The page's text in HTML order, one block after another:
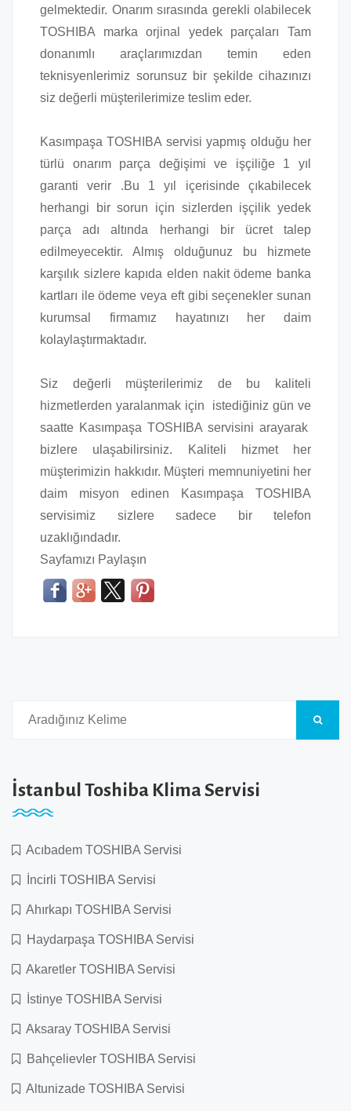
gelmektedir. Onarım sırasında gerekli olabilecek
TOSHIBA marka orjinal yedek parçaları Tam
donanımlı araçlarımızdan temin eden
teknisyenlerimiz sorunsuz bir şekilde cihazınızı
siz değerli müşterilerimize teslim eder.
Kasımpaşa TOSHIBA servisi yapmış olduğu her
türlü onarım parça değişimi ve işçiliğe 1 yıl
garanti verir .Bu 1 yıl içerisinde çıkabilecek
herhangi bir sorun için sizlerden işçilik yedek
parça adı altında herhangi bir ücret talep
edilmeyecektir. Almış olduğunuz bu hizmete
karşılık sizlere kapıda elden nakit ödeme banka
kartları ile ödeme veya eft gibi seçenekler sunan
kurumsal firmamız hayatınızı her daim
kolaylaştırmaktadır.
Siz değerli müşterilerimiz de bu kaliteli
hizmetlerden yaralanmak için istediğiniz gün ve
saatte Kasımpaşa TOSHIBA servisini arayarak
bizlere ulaşabilirsiniz. Kaliteli hizmet her
müşterimizin hakkıdır. Müşteri memnuniyetini her
daim misyon edinen Kasımpaşa TOSHIBA
servisimiz sizlere sadece bir telefon
uzaklığındadır.
Sayfamızı Paylaşın
İstanbul Toshiba Klima Servisi
Acıbadem TOSHIBA Servisi
İncirli TOSHIBA Servisi
Ahırkapı TOSHIBA Servisi
Haydarpaşa TOSHIBA Servisi
Akaretler TOSHIBA Servisi
İstinye TOSHIBA Servisi
Aksaray TOSHIBA Servisi
Bahçelievler TOSHIBA Servisi
Altunizade TOSHIBA Servisi